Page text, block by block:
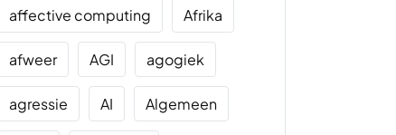
affective computing Afrika
afweer AGI agogiek
agressie AI Algemeen